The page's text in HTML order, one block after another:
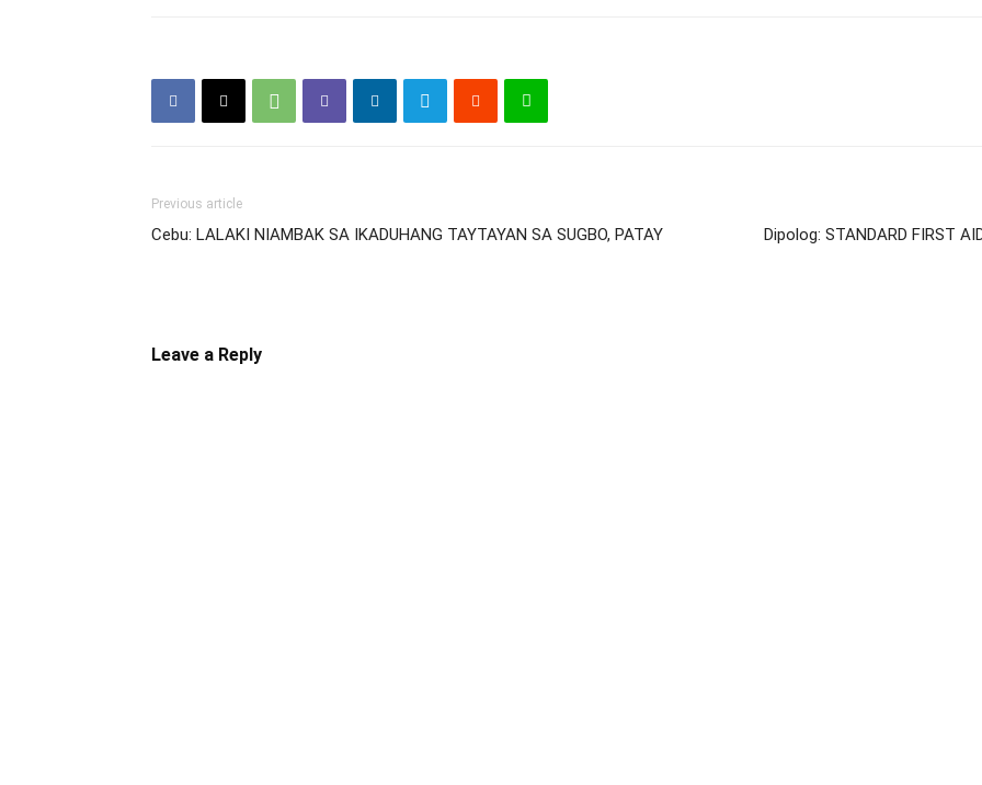
Previous article
Cebu: LALAKI NIAMBAK SA IKADUHANG TAYTAYAN SA SUGBO, PATAY Dipolog: STANDARD FIRST
Leave a Reply